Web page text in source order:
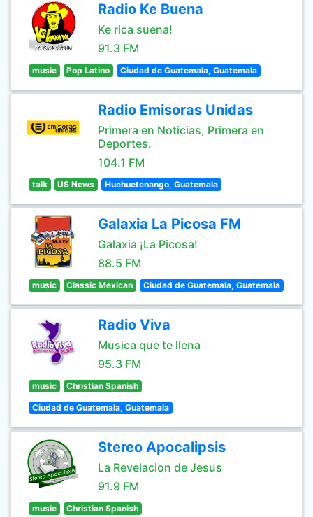
Radio Ke Buena
Ke rica suena!
91.3 FM
music Pop Latino Ciudad de Guatemala, Guatemala
Radio Emisoras Unidas
Primera en Noticias, Primera en
Deportes.
104.1 FM
talk US News Huehuetenango, Guatemala
Galaxia La Picosa FM
Galaxia ¡La Picosa!
88.5 FM
music Classic Mexican Ciudad de Guatemala, Guatemala
Radio Viva
Musica que te llena
95.3 FM
music Christian Spanish
Ciudad de Guatemala, Guatemala
Stereo Apocalipsis
La Revelacion de Jesus
91.9 FM
music Christian Spanish